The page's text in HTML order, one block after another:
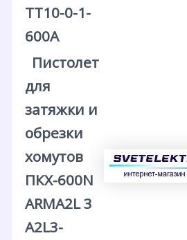
TT10-0-1-
600A
Пистолет
для
затяжки и
обрезки
хомутов
ПКХ-600N
ARMA2L 3
A2L3-